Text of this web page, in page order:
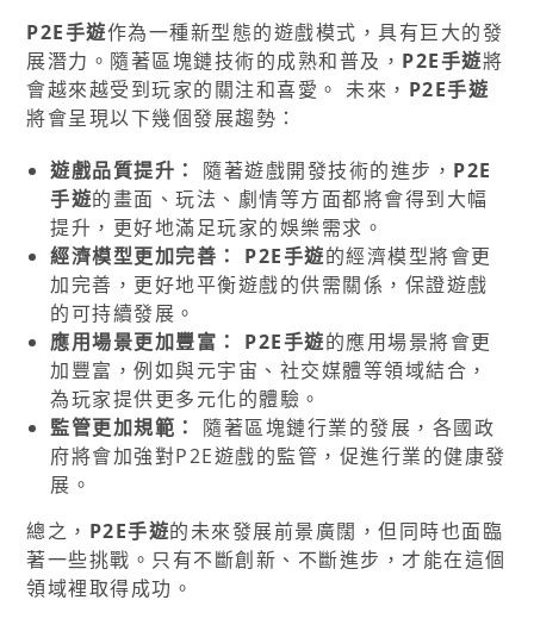
P2E手遊作為一種新型態的遊戲模式，具有巨大的發
展潛力。隨著區塊鏈技術的成熟和普及， P2E手遊將
會越來越受到玩家的關注和喜愛。 未來， P2E手遊
將會呈現以下幾個發展趨勢：
遊戲品質提升：
隨著遊戲開發技術的進步， P2E
手遊的畫面、玩法、劇情等方面都將會得到大幅
提升，更好地滿足玩家的娛樂需求。
經濟模型更加完善：
P2E手遊的經濟模型將會更
加完善，更好地平衡遊戲的供需關係，保證遊戲
的可持續發展。
應用場景更加豐富：
P2E手遊的應用場景將會更
加豐富，例如與元宇宙、社交媒體等領域結合，
為玩家提供更多元化的體驗。
監管更加規範：
隨著區塊鏈行業的發展，各國政
府將會加強對P2E遊戲的監管，促進行業的健康發
展。
總之， P2E手遊的未來發展前景廣闊，但同時也面臨
著一些挑戰。只有不斷創新、不斷進步，才能在這個
領域裡取得成功。